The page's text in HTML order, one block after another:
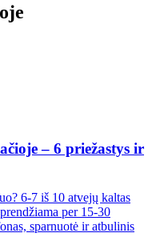
– 6 priežastys ir
6-7 iš 10 atvejų kaltas
per 15-30
sparnuotė ir atbulinis